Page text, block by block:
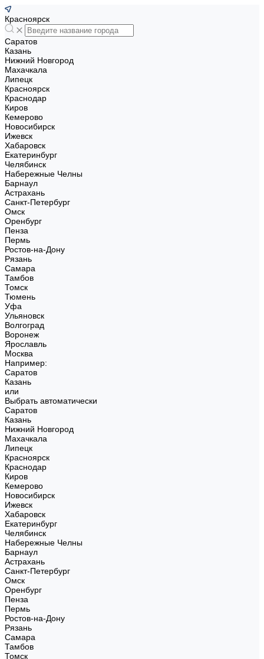
Красноярск
Саратов
Казань
Нижний Новгород
Махачкала
Липецк
Красноярск
Краснодар
Киров
Кемерово
Новосибирск
Ижевск
Хабаровск
Екатеринбург
Челябинск
Набережные Челны
Барнаул
Астрахань
Санкт-Петербург
Омск
Оренбург
Пенза
Пермь
Ростов-на-Дону
Рязань
Самара
Тамбов
Томск
Тюмень
Уфа
Ульяновск
Волгоград
Воронеж
Ярославль
Москва
Например:
Саратов
Казань
или
Выбрать автоматически
Саратов
Казань
Нижний Новгород
Махачкала
Липецк
Красноярск
Краснодар
Киров
Кемерово
Новосибирск
Ижевск
Хабаровск
Екатеринбург
Челябинск
Набережные Челны
Барнаул
Астрахань
Санкт-Петербург
Омск
Оренбург
Пенза
Пермь
Ростов-на-Дону
Рязань
Самара
Тамбов
Томск